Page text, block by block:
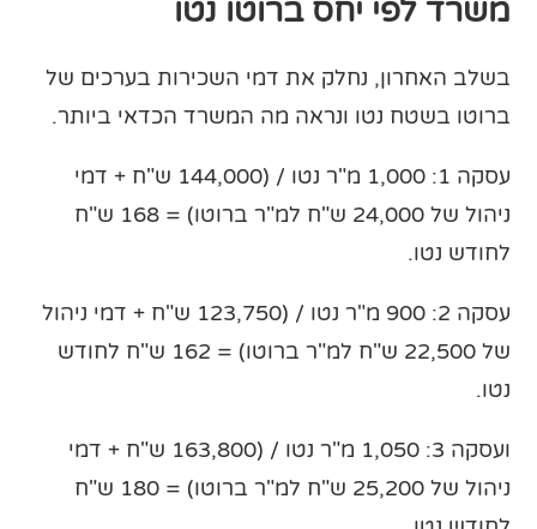
משרד לפי יחס ברוטו נטו
בשלב האחרון, נחלק את דמי השכירות בערכים של
ברוטו בשטח נטו ונראה מה המשרד הכדאי ביותר.
עסקה 1: 1,000 מ"ר נטו / (144,000 ש"ח + דמי
ניהול של 24,000 ש"ח למ"ר ברוטו) = 168 ש"ח
לחודש נטו.
עסקה 2: 900 מ"ר נטו / (123,750 ש"ח + דמי ניהול
של 22,500 ש"ח למ"ר ברוטו) = 162 ש"ח לחודש
נטו.
ועסקה 3: 1,050 מ"ר נטו / (163,800 ש"ח + דמי
ניהול של 25,200 ש"ח למ"ר ברוטו) = 180 ש"ח